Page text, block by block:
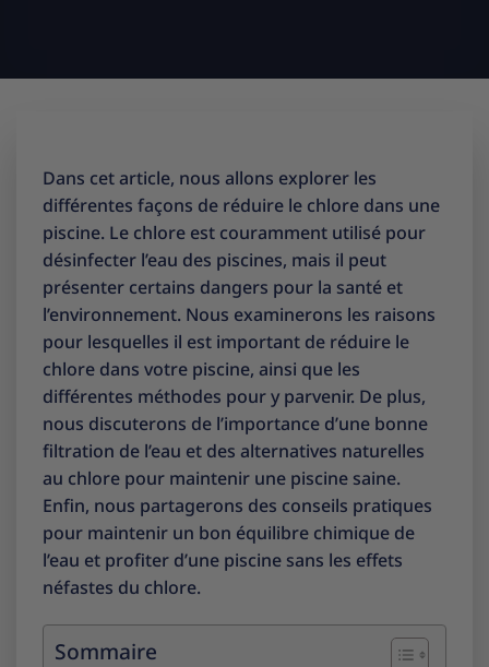
Dans cet article, nous allons explorer les
différentes façons de réduire le chlore dans une
piscine. Le chlore est couramment utilisé pour
désinfecter l’eau des piscines, mais il peut
présenter certains dangers pour la santé et
l’environnement. Nous examinerons les raisons
pour lesquelles il est important de réduire le
chlore dans votre piscine, ainsi que les
différentes méthodes pour y parvenir. De plus,
nous discuterons de l’importance d’une bonne
filtration de l’eau et des alternatives naturelles
au chlore pour maintenir une piscine saine.
Enfin, nous partagerons des conseils pratiques
pour maintenir un bon équilibre chimique de
l’eau et profiter d’une piscine sans les effets
néfastes du chlore.
Sommaire